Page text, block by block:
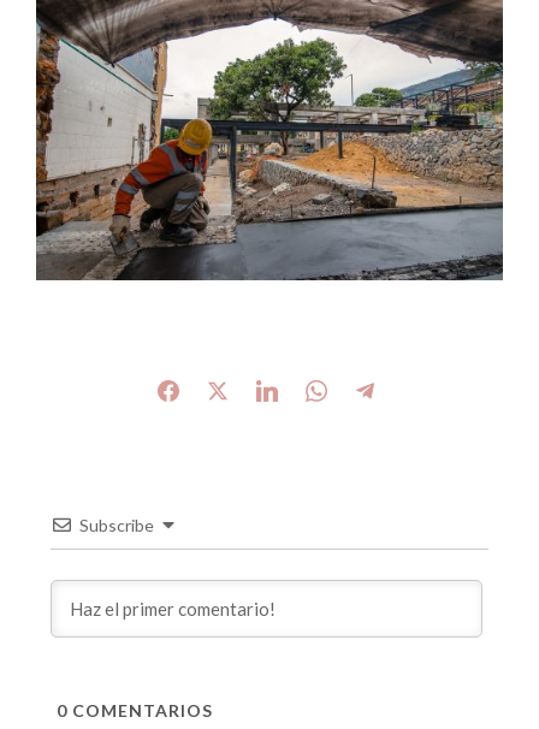
Subscribe
0COMENTARIOS